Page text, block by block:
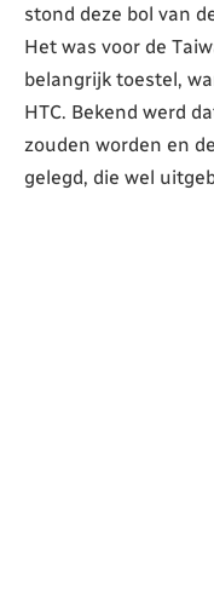
stond deze bol van
Het was voor de
belangrijk toestel,
HTC. Bekend werd
zouden worden en
gelegd, die wel